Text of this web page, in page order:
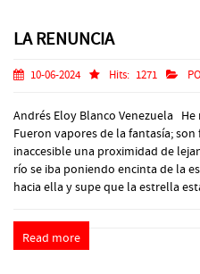
LA RENUNCIA
10-06-2024 Hits: 1271
Andrés Eloy Blanco Venezuela
Fueron vapores de la fantasía; son
inaccesible una proximidad de
río se iba poniendo encinta de la
hacia ella y supe que la estrella
Read more